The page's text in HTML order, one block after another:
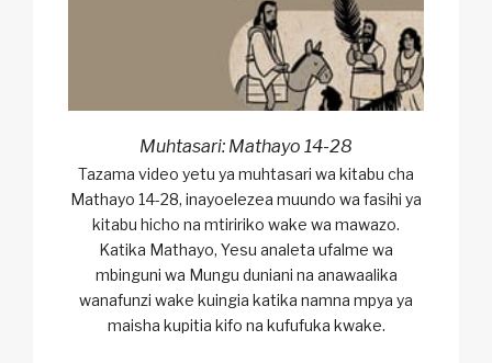
Muhtasari: Mathayo 14-28
Tazama video yetu ya muhtasari wa kitabu cha
Mathayo 14-28, inayoelezea muundo wa fasihi ya
kitabu hicho na mtiririko wake wa mawazo.
Katika Mathayo, Yesu analeta ufalme wa
mbinguni wa Mungu duniani na anawaalika
wanafunzi wake kuingia katika namna mpya ya
maisha kupitia kifo na kufufuka kwake.